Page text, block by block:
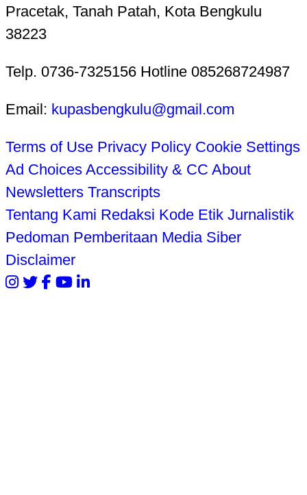
Pracetak, Tanah Patah, Kota Bengkulu
38223
Telp. 0736-7325156 Hotline 085268724987
Email: kupasbengkulu@gmail.com
Terms of Use Privacy Policy Cookie Settings
Ad Choices Accessibility & CC About
Newsletters Transcripts
Tentang Kami Redaksi Kode Etik Jurnalistik
Pedoman Pemberitaan Media Siber
Disclaimer